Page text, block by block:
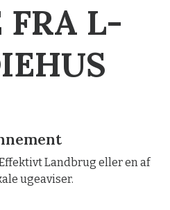
FRA L-
Landbrug eller en af
ugeaviser.